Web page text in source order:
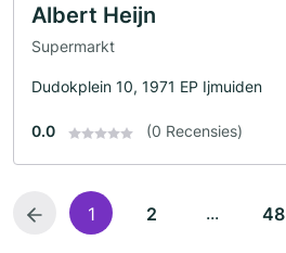
Albert Heijn
Supermarkt
Dudokplein 10, 1971 EP Ijmuiden
0.0 (0 Recensies)
1 2 ... 48